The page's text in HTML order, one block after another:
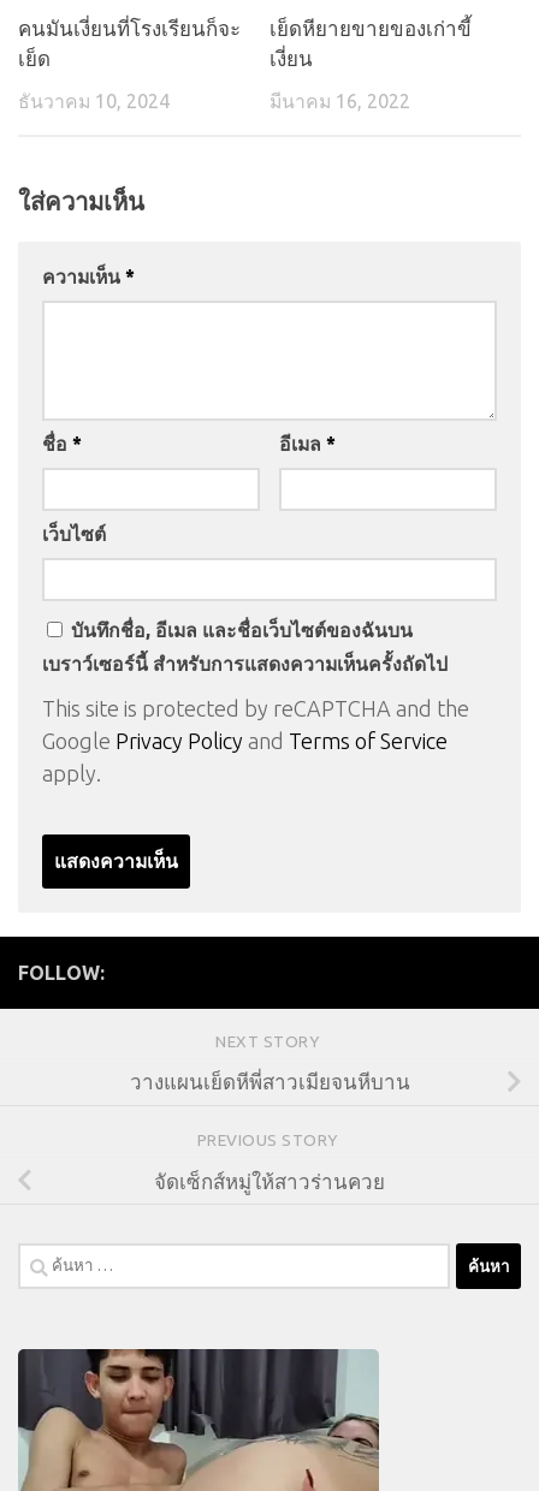
คนมันเงี่ยนที่โรงเรียนก็จะ
เย็ด
ธันวาคม 10, 2024
เย็ดหียายขายของเก่าขี้
เงี่ยน
มีนาคม 16, 2022
ใส่ความเห็น
ความเห็น *
ชื่อ * อีเมล *
เว็บไซต์
บันทึกชื่อ, อีเมล และชื่อเว็บไซต์ของฉันบน
เบราว์เซอร์นี้ สำหรับการแสดงความเห็นครั้งถัดไป
This site is protected by reCAPTCHA and the
Google Privacy Policy and Terms of Service
apply.
FOLLOW:
NEXT STORY
วางแผนเย็ดหีพี่สาวเมียจนหีบาน
PREVIOUS STORY
จัดเซ็กส์หมู่ให้สาวร่านควย
ค้นหา
สำหรับ: